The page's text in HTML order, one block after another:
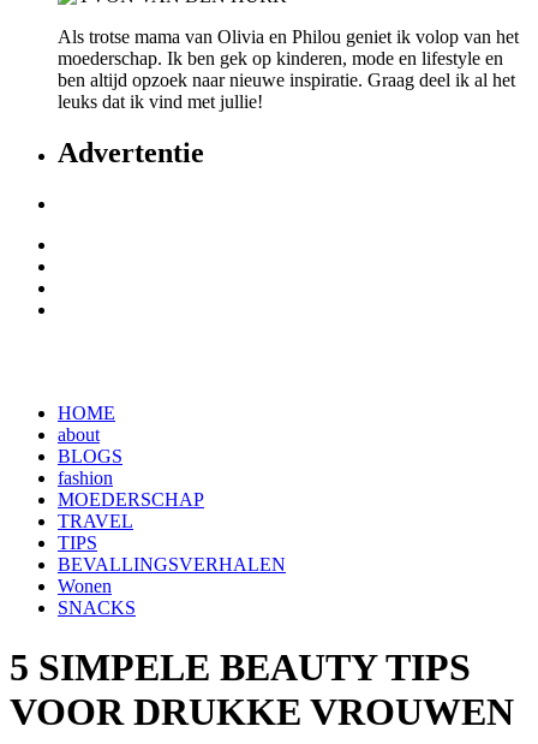
Als trotse mama van Olivia en Philou geniet ik volop van het
moederschap. Ik ben gek op kinderen, mode en lifestyle en
ben altijd opzoek naar nieuwe inspiratie. Graag deel ik al het
leuks dat ik vind met jullie!
Advertentie
HOME
about
BLOGS
fashion
MOEDERSCHAP
TRAVEL
TIPS
BEVALLINGSVERHALEN
Wonen
SNACKS
5 SIMPELE BEAUTY TIPS
VOOR DRUKKE VROUWEN